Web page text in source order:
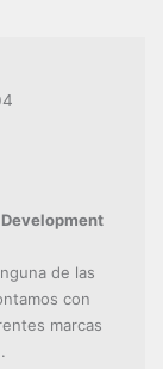
de las
con
marcas